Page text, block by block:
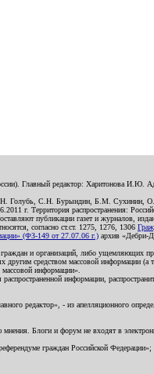
Главный редактор: Харитонова И.Ю.
Голубь, С.Н. Бурындин, Б.М. Сухинин,
г. Территория распространения:
публикации газет и журналов,
согласно ст.ст. 1275, 1276, 1306
(ФЗ-149 от 27.07.06 г.) архив «Дебри-
и организаций, либо ущемляющих
средством массовой информации (а
информации».
информации,
редактор», - из апелляционного
Блоги и форум не входят в
граждан Российской Федерации»;